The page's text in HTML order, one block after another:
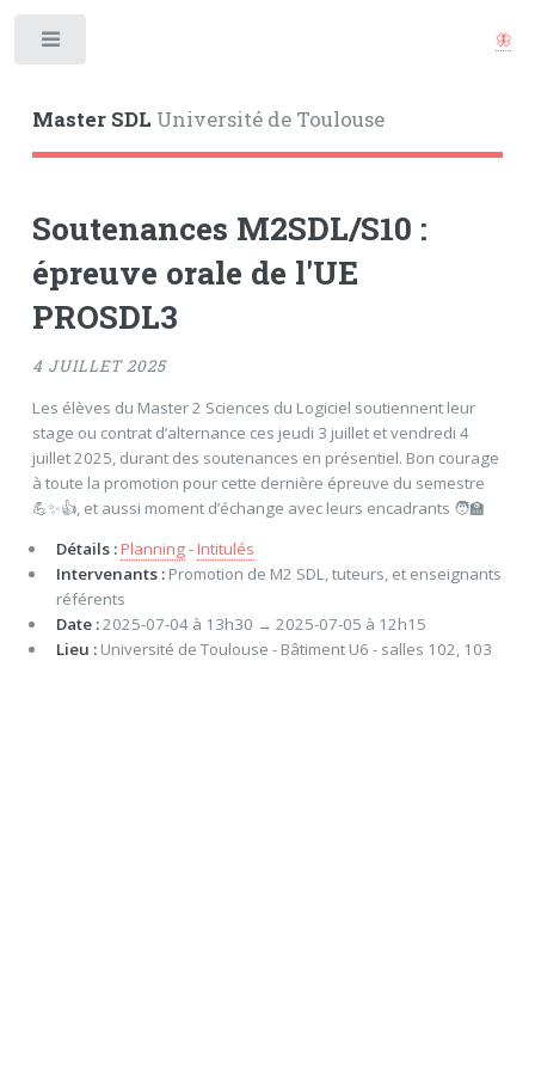
Master SDL Université de Toulouse
🦋
Soutenances M2SDL/S10 :
épreuve orale de l'UE
PROSDL3
4 JUILLET 2025
Les élèves du Master 2 Sciences du Logiciel soutiennent leur
stage ou contrat d’alternance ces jeudi 3 juillet et vendredi 4
juillet 2025, durant des soutenances en présentiel. Bon courage
à toute la promotion pour cette dernière épreuve du semestre
💪✨👍, et aussi moment d’échange avec leurs encadrants 🧑‍🏫
Détails :Planning-Intitulés
Intervenants :Promotion de M2 SDL, tuteurs, et enseignants
référents
Date :2025-07-04 à 13h30 → 2025-07-05 à 12h15
Lieu :Université de Toulouse - Bâtiment U6 - salles 102, 103